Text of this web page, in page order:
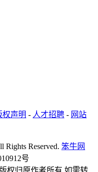
权声明 - 人才招聘 - 网站
Rights Reserved. 笨牛网
号
权归原作者所有,如需转